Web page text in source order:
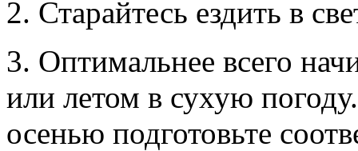
2. Старайтесь ездить в
3. Оптимальнее всего
или летом в сухую
осенью подготовьте